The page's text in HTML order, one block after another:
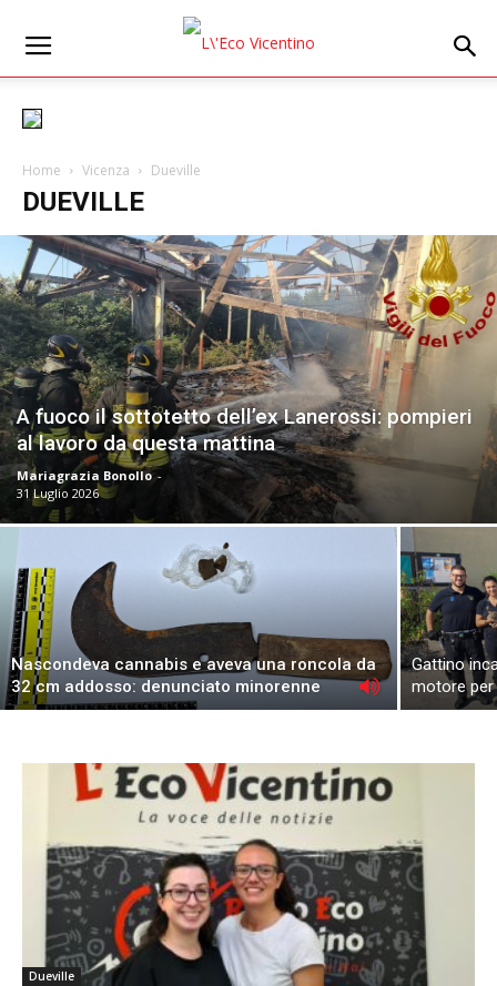
Home Vicenza Dueville
DUEVILLE
A fuoco il sottotetto dell’ex Lanerossi: pompieri
al lavoro da questa mattina
Mariagrazia Bonollo -
31 Luglio 2026
Nascondeva cannabis e aveva una roncola da
32 cm addosso: denunciato minorenne
Gattino
motore
Dueville